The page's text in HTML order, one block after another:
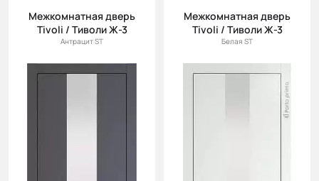
Межкомнатная дверь
Tivoli / Тиволи Ж-3
Антрацит ST
Межкомнатная дверь
Tivoli / Тиволи Ж-3
Белая ST